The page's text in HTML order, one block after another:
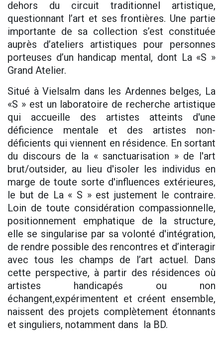
dehors du circuit traditionnel artistique,
questionnant l’art et ses frontières. Une partie
importante de sa collection s’est constituée
auprès d’ateliers artistiques pour personnes
porteuses d’un handicap mental, dont La «S »
Grand Atelier.
Situé à Vielsalm dans les Ardennes belges, La
«S » est un laboratoire de recherche artistique
qui accueille des artistes atteints d'une
déficience mentale et des artistes non-
déficients qui viennent en résidence. En sortant
du discours de la « sanctuarisation » de l'art
brut/outsider, au lieu d'isoler les individus en
marge de toute sorte d'influences extérieures,
le but de La « S » est justement le contraire.
Loin de toute considération compassionnelle,
positionnement emphatique de la structure,
elle se singularise par sa volonté d'intégration,
de rendre possible des rencontres et d’interagir
avec tous les champs de l’art actuel. Dans
cette perspective, à partir des résidences où
artistes handicapés ou non
échangent,expérimentent et créent ensemble,
naissent des projets complètement étonnants
et singuliers, notamment dans la BD.